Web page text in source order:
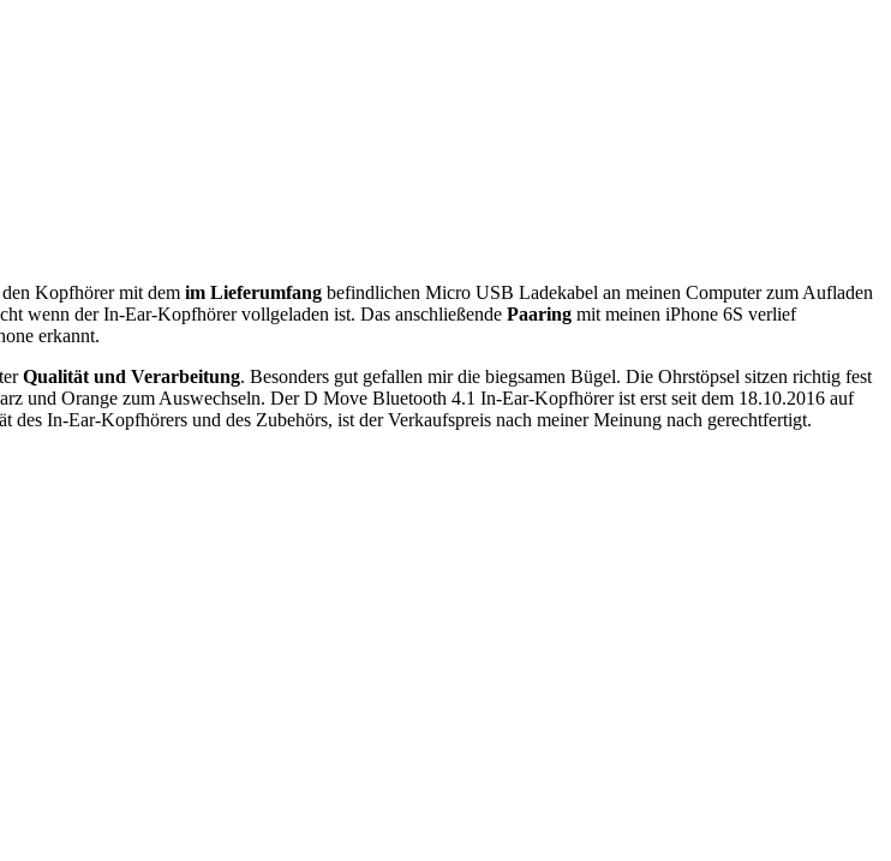
Kopfhörer mit dem im Lieferumfang befindlichen Micro USB Ladekabel an meinen Computer zum Aufladen
wenn der In-Ear-Kopfhörer vollgeladen ist. Das anschließende Paaring mit meinen iPhone 6S verlief
erkannt.
Qualität und Verarbeitung. Besonders gut gefallen mir die biegsamen Bügel. Die Ohrstöpsel sitzen richtig fest
und Orange zum Auswechseln. Der D Move Bluetooth 4.1 In-Ear-Kopfhörer ist erst seit dem 18.10.2016 auf
In-Ear-Kopfhörers und des Zubehörs, ist der Verkaufspreis nach meiner Meinung nach gerechtfertigt.